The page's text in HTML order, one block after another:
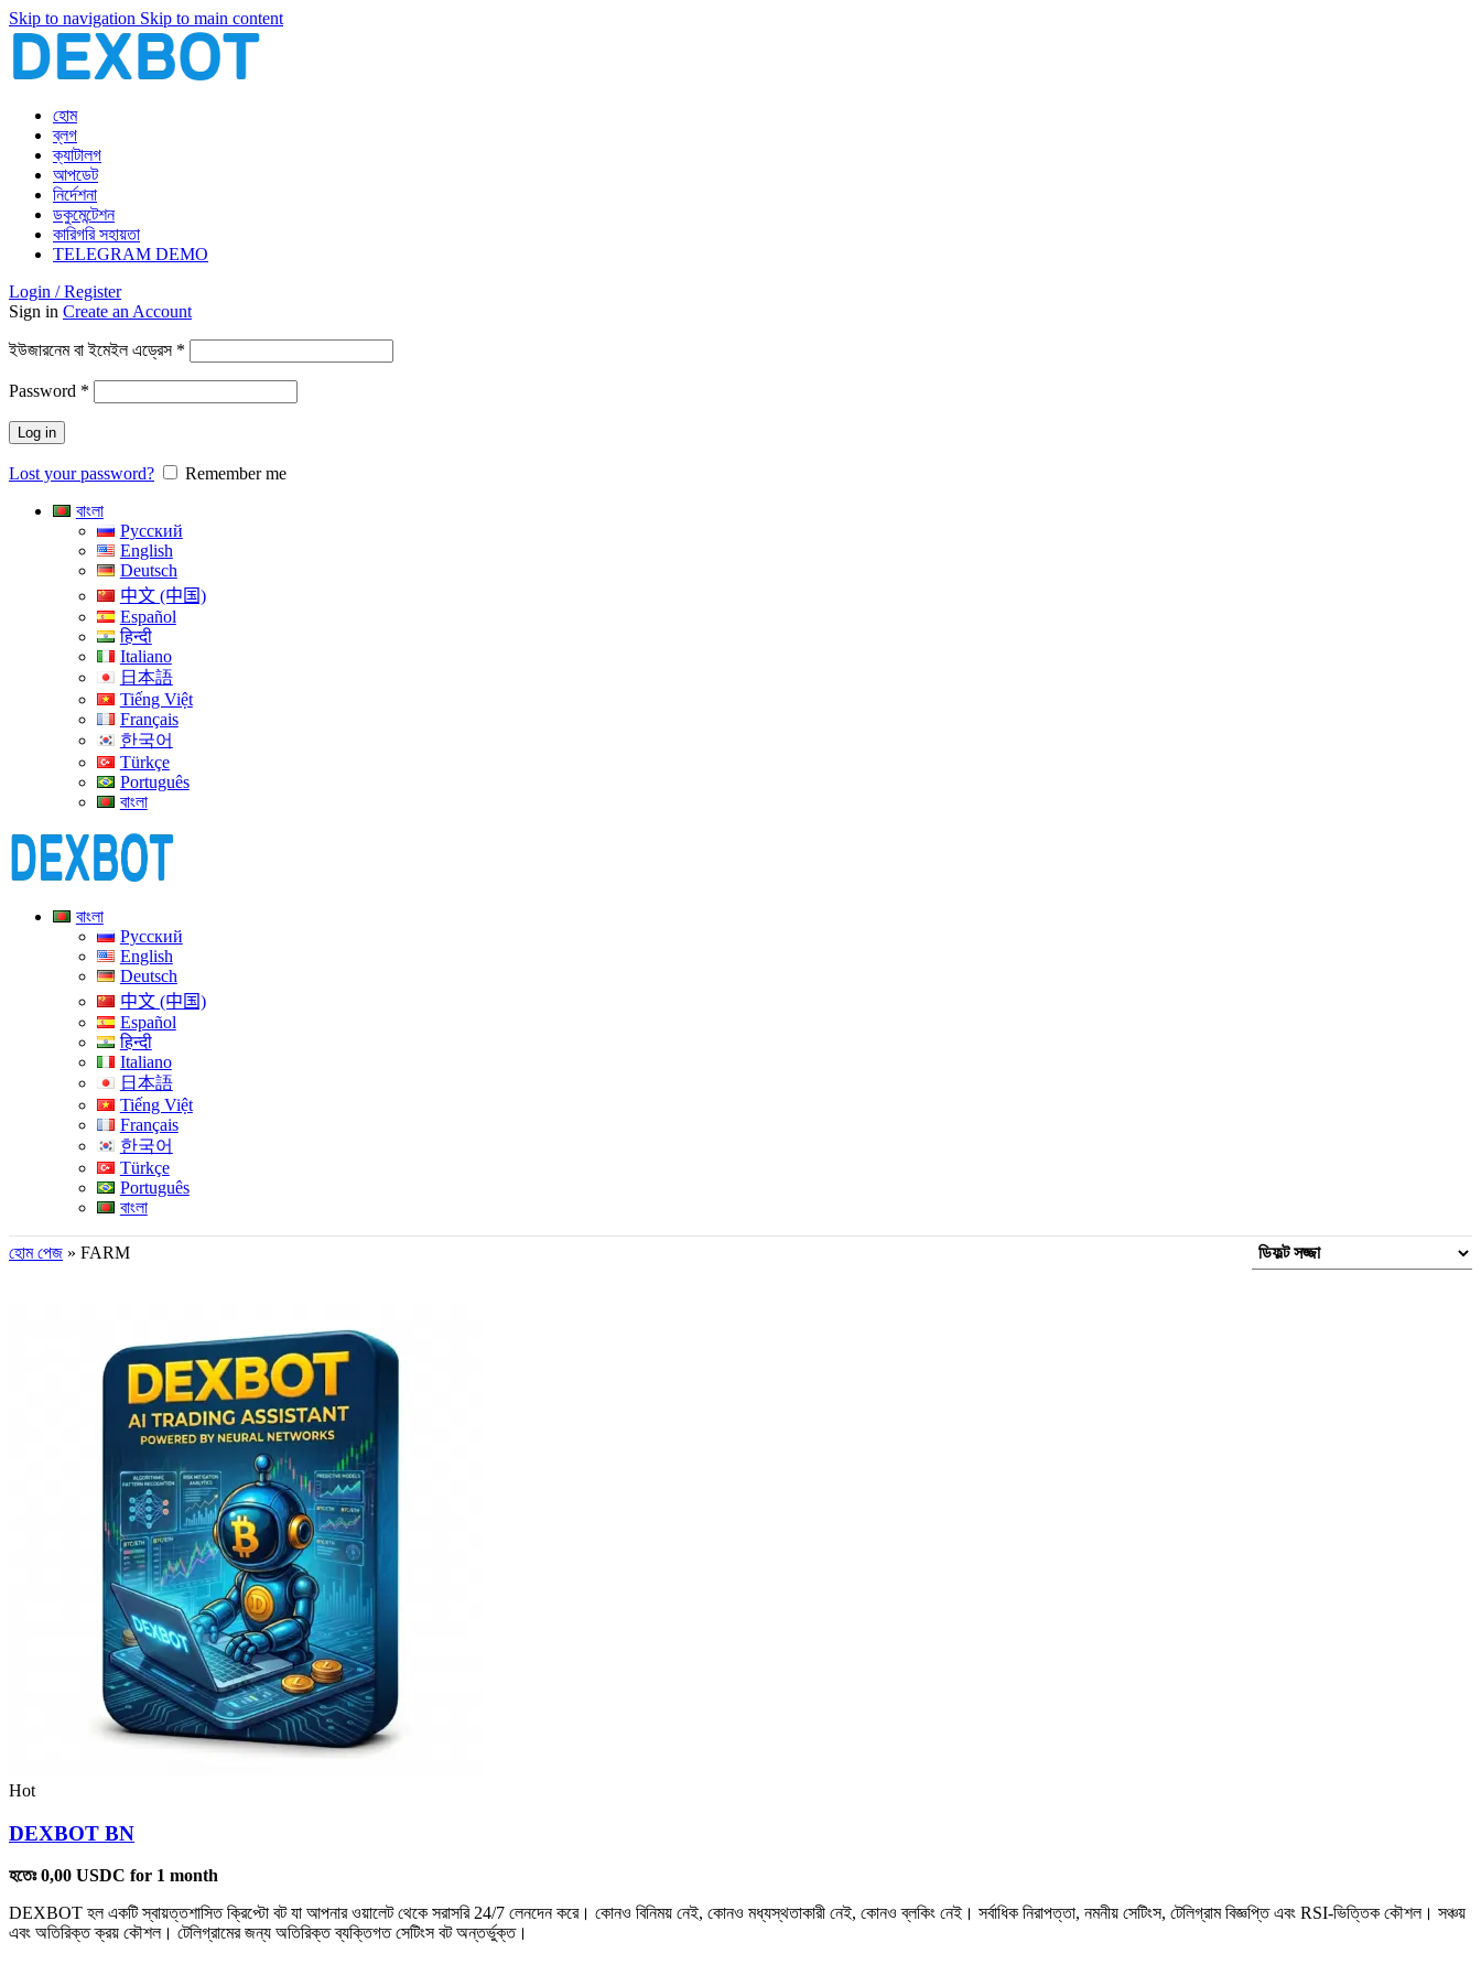
Skip to navigation Skip to main content
হোম
ব্লগ
ক্যাটালগ
আপডেট
নির্দেশনা
ডকুমেন্টেশন
কারিগরি সহায়তা
TELEGRAM DEMO
Login / Register
Sign in Create an Account
ইউজারনেম বা ইমেইল এড্রেস *
Password *
Log in
Lost your password?
Remember me
বাংলা
Русский
English
Deutsch
中文 (中国)
Español
हिन्दी
Italiano
日本語
Tiếng Việt
Français
한국어
Türkçe
Português
বাংলা
বাংলা
Русский
English
Deutsch
中文 (中国)
Español
हिन्दी
Italiano
日本語
Tiếng Việt
Français
한국어
Türkçe
Português
বাংলা
হোম পেজ » FARM
Hot
DEXBOT BN
হতেঃ0,00 USDC for 1 month
DEXBOT হল একটি স্বায়ত্তশাসিত ক্রিপ্টো বট যা আপনার ওয়ালেট থেকে সরাসরি 24/7 লেনদেন করে। কোনও বিনিময় নেই, কোনও মধ্যস্থতাকারী নেই, কোনও ব্লকিং নেই। সর্বাধিক নিরাপত্তা, নমনীয় সেটিংস, টেলিগ্রাম বিজ্ঞপ্তি এবং RSI-ভিত্তিক কৌশল। সঞ্চয়
এবং অতিরিক্ত ক্রয় কৌশল। টেলিগ্রামের জন্য অতিরিক্ত ব্যক্তিগত সেটিংস বট অন্তর্ভুক্ত।